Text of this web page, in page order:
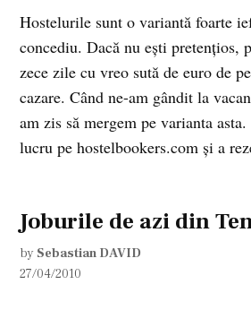
Hostelurile sunt o variantă foarte
concediu. Dacă nu eşti pretenţios,
zece zile cu vreo sută de euro de
cazare. Când ne-am gândit la
am zis să mergem pe varianta
lucru pe hostelbookers.com şi a
Joburile de azi din
by Sebastian DAVID
27/04/2010